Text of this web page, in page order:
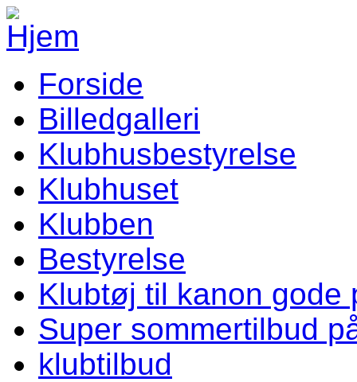
Gå til hovedindhold
Vellev IF Menu
Forside
Billedgalleri
Klubhusbestyrelse
Klubhuset
Klubben
Bestyrelse
Klubtøj til kanon gode
Super sommertilbud
klubtilbud